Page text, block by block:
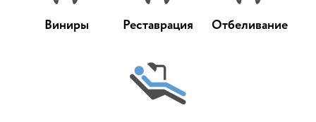
Виниры Реставрация Отбеливание